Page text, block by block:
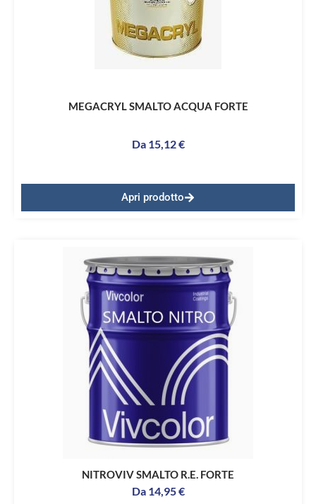
MEGACRYL SMALTO ACQUA FORTE
Da 15,12€
Apri prodotto
NITROVIV SMALTO R.E. FORTE
Da 14,95€